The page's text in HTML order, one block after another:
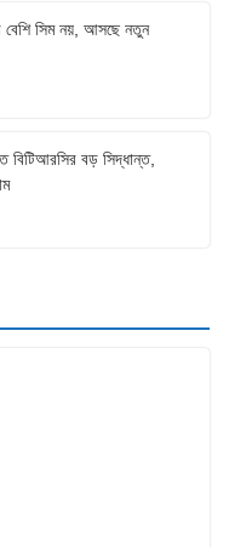
সিম নয়, আসছে নতুন
বিটিআরসির বড় সিদ্ধান্ত,